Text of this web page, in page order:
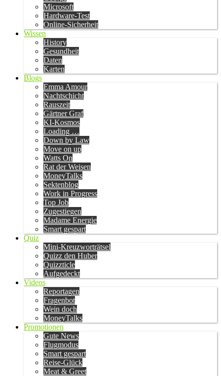
Microsoft
Hardware-Test
Online-Sicherheit
Wissen
History
Gesundheit
Daten
Karten
Blogs
Emma Amour
Nachtschicht
Rauszeit
Gärtner Graf
KI-Kosmos
Loading …
Down by Law
Move on up
Watts On
Rat der Weisen
MoneyTalks
Sektenblog
Work in Progress
Top Job
Zugestiegen
Madame Energie
Smart gespart
Quiz
Mini-Kreuzworträtsel
Quizz den Huber
Quizzticle
Aufgedeckt
Videos
Reportagen
Fragenbot
Wein doch
MoneyTalks
Promotionen
Gute News
Flugmodus
Smart gespart
Reise-Glück
Meat & Greet